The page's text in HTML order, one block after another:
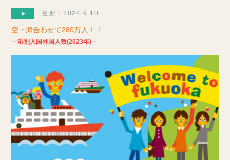
更新：2024.9.10
空・海合わせて280万人！！
－港別入国外国人数(2023年)－